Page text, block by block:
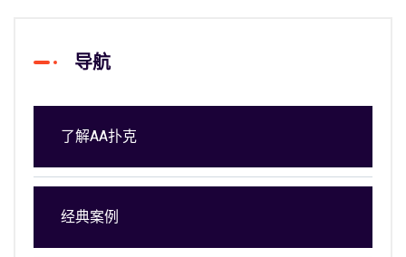
导航
了解AA扑克
经典案例